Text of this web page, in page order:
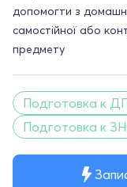
допомогти з
самостійної або
предмету
Подготовка к
Подготовка к